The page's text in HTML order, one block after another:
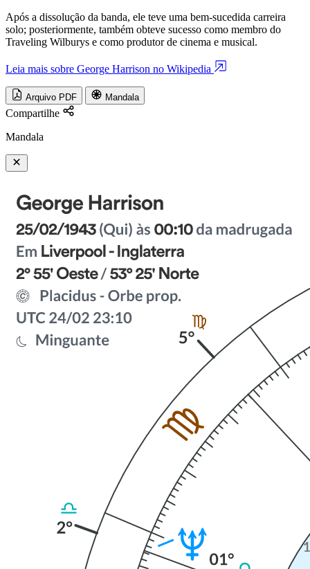
Após a dissolução da banda, ele teve uma bem-sucedida carreira
solo; posteriormente, também obteve sucesso como membro do
Traveling Wilburys e como produtor de cinema e musical.
Leia mais sobre George Harrison no Wikipedia
Arquivo PDF Mandala
Compartilhe
Mandala